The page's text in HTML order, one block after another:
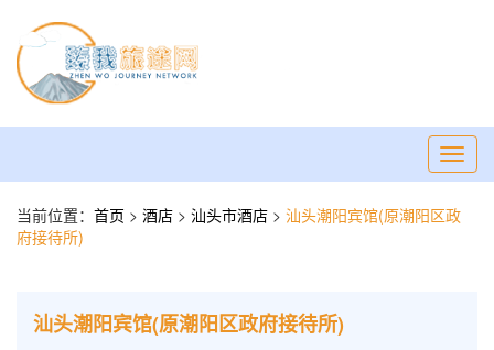
当前位置： 首页 > 酒店 > 汕头市酒店 > 汕头潮阳宾馆(原潮阳区政
府接待所)
汕头潮阳宾馆(原潮阳区政府接待所)